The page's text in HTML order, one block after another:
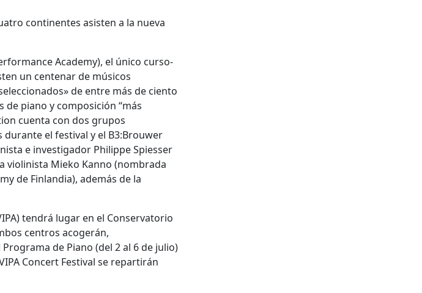
Academy), el único curso-
un centenar de músicos
de entre más de ciento
de piano y composición “más
cuenta con dos grupos
el festival y el B3:Brouwer
e investigador Philippe Spiesser
violinista Mieko Kanno (nombrada
de Finlandia), además de la
tendrá lugar en el Conservatorio
centros acogerán,
de Piano (del 2 al 6 de julio)
Concert Festival se repartirán